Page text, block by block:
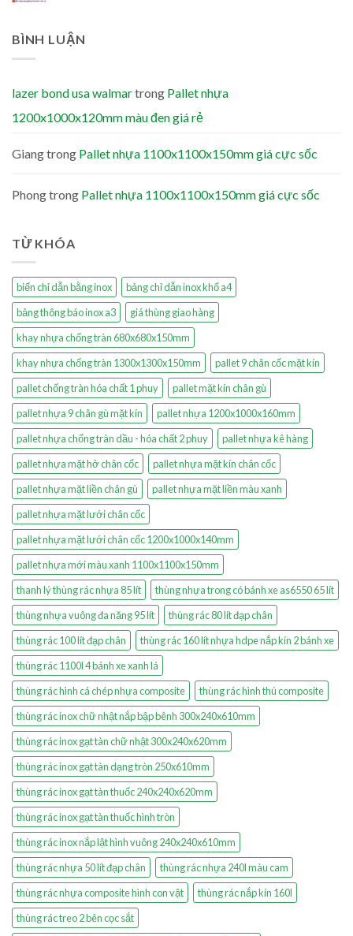
BÌNH LUẬN
lazer bond usa walmartrong Pallet nhựa
1200x1000x120mm màu đen giá rẻ
Giangtrong Pallet nhựa 1100x1100x150mm giá cực sốc
Phongtrong Pallet nhựa 1100x1100x150mm giá cực sốc
TỪ KHÓA
biển chỉ dẫn bằng inox
bảng chỉ dẫn inox khổ a4
bảng thông báo inox a3
giá thùng giao hàng
khay nhựa chống tràn 680x680x150mm
khay nhựa chống tràn 1300x1300x150mm
pallet 9 chân cốc mặt kín
pallet chống tràn hóa chất 1 phuy
pallet mặt kín chân gù
pallet nhựa 9 chân gù mặt kín
pallet nhựa 1200x1000x160mm
pallet nhựa chống tràn dầu - hóa chất 2 phuy
pallet nhựa kê hàng
pallet nhựa mặt hở chân cốc
pallet nhựa mặt kín chân cốc
pallet nhựa mặt liền chân gù
pallet nhựa mặt liền màu xanh
pallet nhựa mặt lưới chân cốc
pallet nhựa mặt lưới chân cốc 1200x1000x140mm
pallet nhựa mới màu xanh 1100x1100x150mm
thanh lý thùng rác nhựa 85 lít
thùng nhựa trong có bánh xe as6550 65 lít
thùng nhựa vuông đa năng 95 lít
thùng rác 80 lít đạp chân
thùng rác 100 lít đạp chân
thùng rác 160 lít nhựa hdpe nắp kín 2 bánh xe
thùng rác 1100l 4 bánh xe xanh lá
thùng rác hình cá chép nhựa composite
thùng rác hình thú composite
thùng rác inox chữ nhật nắp bập bênh 300x240x610mm
thùng rác inox gạt tàn chữ nhật 300x240x620mm
thùng rác inox gạt tàn dạng tròn 250x610mm
thùng rác inox gạt tàn thuốc 240x240x620mm
thùng rác inox gạt tàn thuốc hình tròn
thùng rác inox nắp lật hình vuông 240x240x610mm
thùng rác nhựa 50 lít đạp chân
thùng rác nhựa 240l màu cam
thùng rác nhựa composite hình con vật
thùng rác nắp kín 160l
thùng rác treo 2 bên cọc sắt